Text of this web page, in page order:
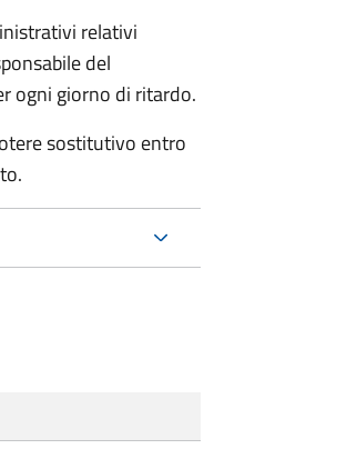
relativi
del
ogni giorno di ritardo.
sostitutivo entro